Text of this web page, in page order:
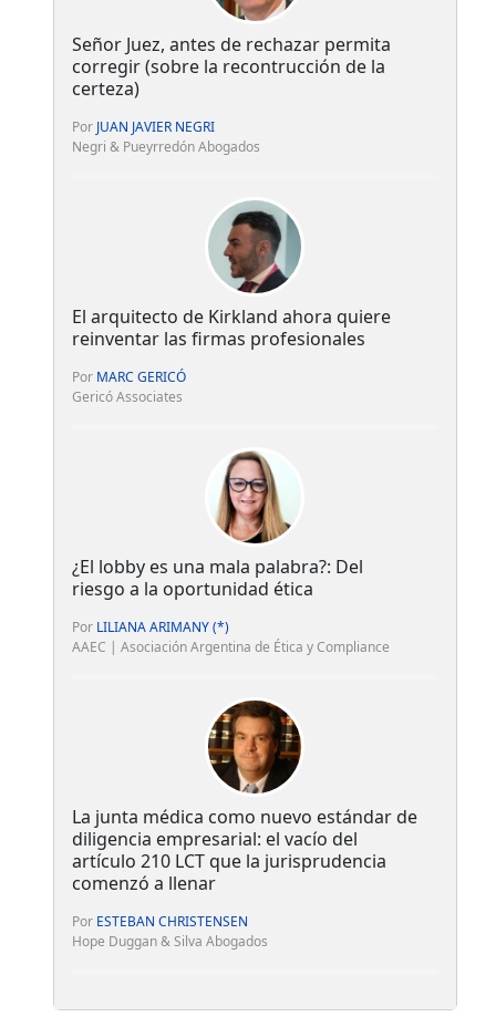
Señor Juez, antes de rechazar permita
corregir (sobre la recontrucción de la
certeza)
Por JUAN JAVIER NEGRI
Negri & Pueyrredón Abogados
El arquitecto de Kirkland ahora quiere
reinventar las firmas profesionales
Por MARC GERICÓ
Gericó Associates
¿El lobby es una mala palabra?: Del
riesgo a la oportunidad ética
Por LILIANA ARIMANY (*)
AAEC | Asociación Argentina de Ética y Compliance
La junta médica como nuevo estándar de
diligencia empresarial: el vacío del
artículo 210 LCT que la jurisprudencia
comenzó a llenar
Por ESTEBAN CHRISTENSEN
Hope Duggan & Silva Abogados